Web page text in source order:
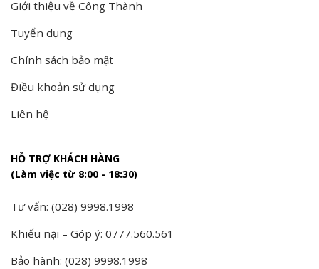
Giới thiệu về Công Thành
Tuyển dụng
Chính sách bảo mật
Điều khoản sử dụng
Liên hệ
HỖ TRỢ KHÁCH HÀNG
(Làm việc từ 8:00 - 18:30)
Tư vấn: (028) 9998.1998
Khiếu nại – Góp ý: 0777.560.561
Bảo hành: (028) 9998.1998